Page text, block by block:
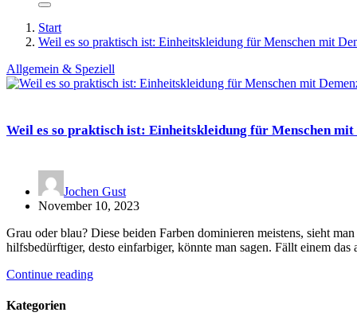
Start
Weil es so praktisch ist: Einheitskleidung für Menschen mit
Allgemein & Speziell
Weil es so praktisch ist: Einheitskleidung für Menschen mit
Jochen Gust
November 10, 2023
Grau oder blau? Diese beiden Farben dominieren meistens, sieht
hilfsbedürftiger, desto einfarbiger, könnte man sagen. Fällt einem
Continue reading
Kategorien